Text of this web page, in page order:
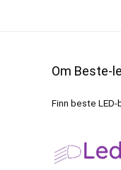
Om Beste-
Finn beste